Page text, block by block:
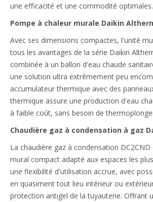
une efficacité et une commodité optimales.
Pompe à chaleur murale Daikin
Avec ses dimensions compactes, l'unité
tous les avantages de la série Daikin
combinée à un ballon d'eau chaude
une solution ultra extrêmement peu
accumulateur thermique avec des
thermique assure une production d'eau
à faible coût, sans besoin de
Chaudière gaz à condensation à gaz
La chaudière gaz à condensation
mural compact adapté aux espaces les
une flexibilité d'utilisation accrue, avec
en quasiment tout lieu intérieur ou
protection antigel de la tuyauterie. Offrant